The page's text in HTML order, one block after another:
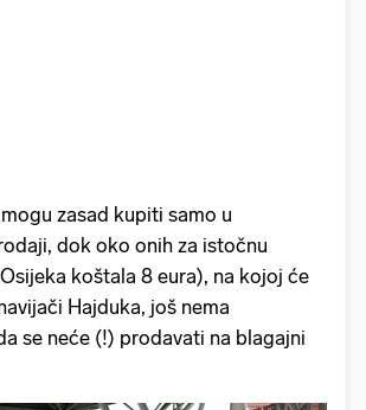
zasad kupiti samo u
dok oko onih za istočnu
koštala 8 eura), na kojoj će
Hajduka, još nema
se neće (!) prodavati na blagajni